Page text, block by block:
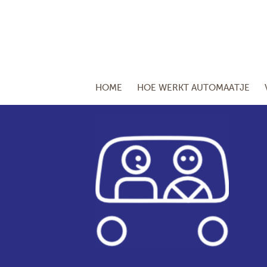
HOME HOE WERKT AUTOMAATJE